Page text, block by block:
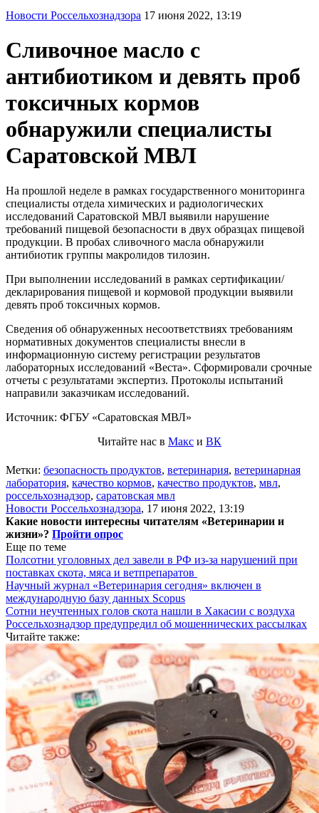
Новости Россельхознадзора 17 июня 2022, 13:19
Сливочное масло с
антибиотиком и девять проб
токсичных кормов
обнаружили специалисты
Саратовской МВЛ
На прошлой неделе в рамках государственного мониторинга
специалисты отдела химических и радиологических
исследований Саратовской МВЛ выявили нарушение
требований пищевой безопасности в двух образцах пищевой
продукции. В пробах сливочного масла обнаружили
антибиотик группы макролидов тилозин.
При выполнении исследований в рамках сертификации/
декларирования пищевой и кормовой продукции выявили
девять проб токсичных кормов.
Сведения об обнаруженных несоответствиях требованиям
нормативных документов специалисты внесли в
информационную систему регистрации результатов
лабораторных исследований «Веста». Сформировали срочные
отчеты с результатами экспертиз. Протоколы испытаний
направили заказчикам исследований.
Источник: ФГБУ «Саратовская МВЛ»
Читайте нас в Макс и ВК
Метки: безопасность продуктов, ветеринария, ветеринарная
лаборатория, качество кормов, качество продуктов, мвл,
россельхознадзор, саратовская мвл
Новости Россельхознадзора, 17 июня 2022, 13:19
Какие новости интересны читателям «Ветеринарии и
жизни»? Пройти опрос
Еще по теме
Полсотни уголовных дел завели в РФ из-за нарушений при
поставках скота, мяса и ветпрепаратов
Научный журнал «Ветеринария сегодня» включен в
международную базу данных Scopus
Сотни неучтенных голов скота нашли в Хакасии с воздуха
Россельхознадзор предупредил об мошеннических рассылках
Читайте также: